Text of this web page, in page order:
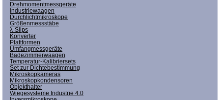
Drehmomentmessgeräte
Industriewaagen
Durchlichtmikroskope
Größenmessstäbe
λ-Slips
Konverter
Plattformen
Umfangmessgeräte
Badezimmerwaagen
Temperatur-Kalibriersets
Set zur Dichtebestimmung
Mikroskopkameras
Mikroskopkondensoren
Objekthalter
Wiegesysteme Industrie 4.0